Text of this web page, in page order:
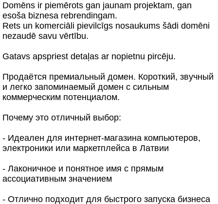
Domēns ir piemērots gan jaunam projektam, gan
esoša biznesa rebrendingam.
Rets un komerciāli pievilcīgs nosaukums šādi domēni
nezaudē savu vērtību.
Gatavs apspriest detaļas ar nopietnu pircēju.
Продаётся премиальный домен. Короткий, звучный
и легко запоминаемый домен с сильным
коммерческим потенциалом.
Почему это отличный выбор:
- Идеален для интернет-магазина компьютеров,
электроники или маркетплейса в Латвии
- Лаконичное и понятное имя с прямым
ассоциативным значением
- Отлично подходит для быстрого запуска бизнеса